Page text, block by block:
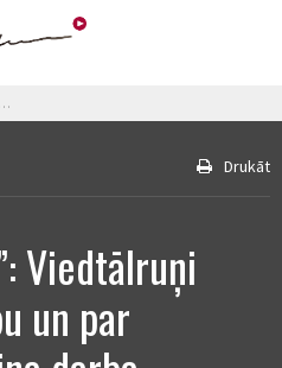
Drukāt
Viedtālruņi
un par